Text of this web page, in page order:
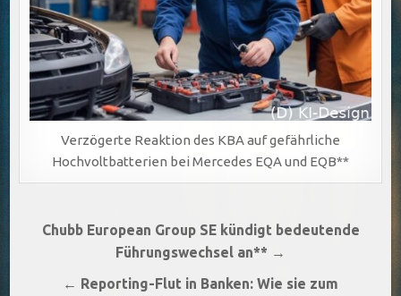
Verzögerte Reaktion des KBA auf gefährliche
Hochvoltbatterien bei Mercedes EQA und EQB**
Beitragsnavigation
Chubb European Group SE kündigt bedeutende
Führungswechsel an** →
← Reporting-Flut in Banken: Wie sie zum